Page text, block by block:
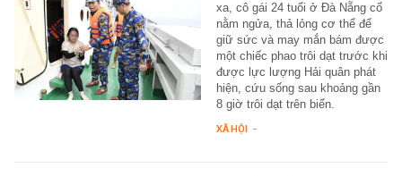
xa, cô gái 24 tuổi ở Đà Nẵng cố
nằm ngửa, thả lỏng cơ thể để
giữ sức và may mắn bám được
một chiếc phao trôi dạt trước khi
được lực lượng Hải quân phát
hiện, cứu sống sau khoảng gần
8 giờ trôi dạt trên biển.
XÃ HỘI -